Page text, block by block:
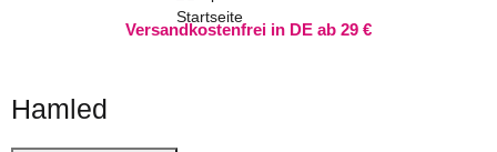
Versandkostenfrei in DE ab 29 €
Hamled